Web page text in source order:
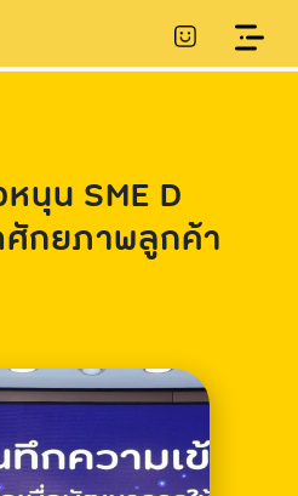
นุน SME D
กยภาพลูกค้า